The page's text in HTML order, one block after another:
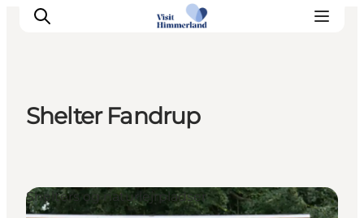
Himmerlandsbyer
DET SKER
Shelter Fandrup
Shelters og naturlejrpladser